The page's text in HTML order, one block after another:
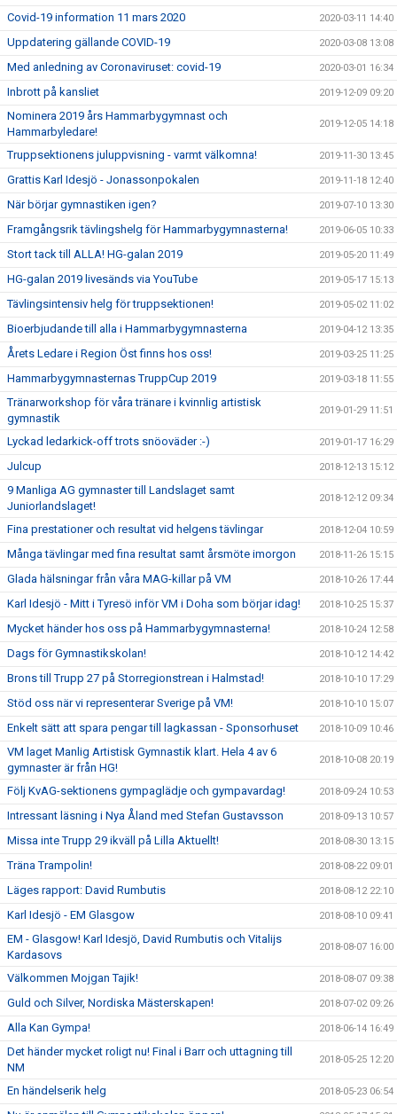
Covid-19 information 11 mars 2020 2020-03-11 14:40
Uppdatering gällande COVID-19 2020-03-08 13:08
Med anledning av Coronaviruset: covid-19 2020-03-01 16:34
Inbrott på kansliet 2019-12-09 09:20
Nominera 2019 års Hammarbygymnast och
Hammarbyledare!
2019-12-05 14:18
Truppsektionens juluppvisning - varmt välkomna! 2019-11-30 13:45
Grattis Karl Idesjö - Jonassonpokalen 2019-11-18 12:40
När börjar gymnastiken igen? 2019-07-10 13:30
Framgångsrik tävlingshelg för Hammarbygymnasterna! 2019-06-05 10:33
Stort tack till ALLA! HG-galan 2019 2019-05-20 11:49
HG-galan 2019 livesänds via YouTube 2019-05-17 15:13
Tävlingsintensiv helg för truppsektionen! 2019-05-02 11:02
Bioerbjudande till alla i Hammarbygymnasterna 2019-04-12 13:35
Årets Ledare i Region Öst finns hos oss! 2019-03-25 11:25
Hammarbygymnasternas TruppCup 2019 2019-03-18 11:55
Tränarworkshop för våra tränare i kvinnlig artistisk
gymnastik
2019-01-29 11:51
Lyckad ledarkick-off trots snöoväder :-) 2019-01-17 16:29
Julcup 2018-12-13 15:12
9 Manliga AG gymnaster till Landslaget samt
Juniorlandslaget!
2018-12-12 09:34
Fina prestationer och resultat vid helgens tävlingar 2018-12-04 10:59
Många tävlingar med fina resultat samt årsmöte imorgon 2018-11-26 15:15
Glada hälsningar från våra MAG-killar på VM 2018-10-26 17:44
Karl Idesjö - Mitt i Tyresö inför VM i Doha som börjar idag! 2018-10-25 15:37
Mycket händer hos oss på Hammarbygymnasterna! 2018-10-24 12:58
Dags för Gymnastikskolan! 2018-10-12 14:42
Brons till Trupp 27 på Storregionstrean i Halmstad! 2018-10-10 17:29
Stöd oss när vi representerar Sverige på VM! 2018-10-10 15:07
Enkelt sätt att spara pengar till lagkassan - Sponsorhuset 2018-10-09 10:46
VM laget Manlig Artistisk Gymnastik klart. Hela 4 av 6
gymnaster är från HG!
2018-10-08 20:19
Följ KvAG-sektionens gympaglädje och gympavardag! 2018-09-24 10:53
Intressant läsning i Nya Åland med Stefan Gustavsson 2018-09-13 10:57
Missa inte Trupp 29 ikväll på Lilla Aktuellt! 2018-08-30 13:15
Träna Trampolin! 2018-08-22 09:01
Läges rapport: David Rumbutis 2018-08-12 22:10
Karl Idesjö - EM Glasgow 2018-08-10 09:41
EM - Glasgow! Karl Idesjö, David Rumbutis och Vitalijs
Kardasovs
2018-08-07 16:00
Välkommen Mojgan Tajik! 2018-08-07 09:38
Guld och Silver, Nordiska Mästerskapen! 2018-07-02 09:26
Alla Kan Gympa! 2018-06-14 16:49
Det händer mycket roligt nu! Final i Barr och uttagning till
NM
2018-05-25 12:20
En händelserik helg 2018-05-23 06:54